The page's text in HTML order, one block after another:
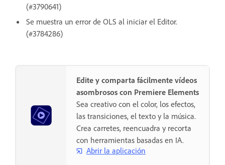
(#3790641)
Se muestra un error de OLS al iniciar el Editor.
(#3784286)
Edite y comparta fácilmente vídeos
asombrosos con Premiere Elements
Sea creativo con el color, los efectos,
las transiciones, el texto y la música.
Crea carretes, reencuadra y recorta
con herramientas basadas en IA.
Abrir la aplicación